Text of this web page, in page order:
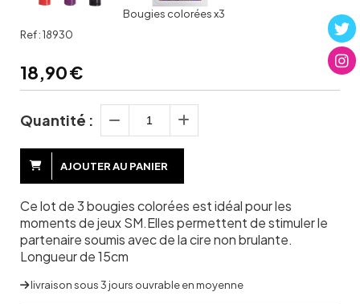
Bougies colorées x3
Ref :18930
18,90€
Quantité :
AJOUTER AU PANIER
Ce lot de 3 bougies colorées est idéal pour les
moments de jeux SM.Elles permettent de stimuler le
partenaire soumis avec de la cire non brulante.
Longueur de 15cm
livraison sous 3 jours ouvrable en moyenne